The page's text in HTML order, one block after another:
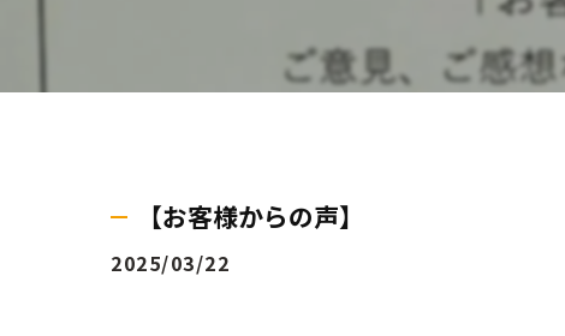
【お客様からの声】
2025/03/22